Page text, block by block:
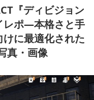
『ディビジョン
レポ―本格さと手
に最適化された
真・画像